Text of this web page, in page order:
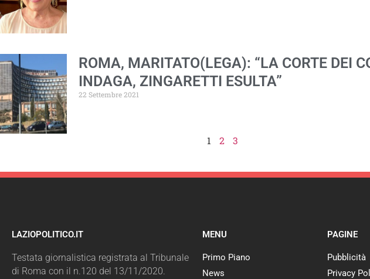
ROMA, MARITATO(LEGA): “LA CORTE DEI
INDAGA, ZINGARETTI ESULTA”
22 Settembre 2021
1 2 3
LAZIOPOLITICO.IT
Testata giornalistica registrata al Tribunale
di Roma con il n.120 del 13/11/2020.
MENU
Primo Piano
News
PAGINE
Pubblicità
Privacy